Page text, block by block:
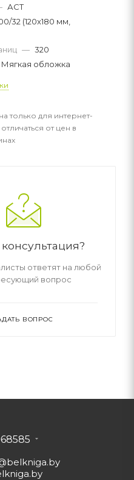
АСТ
32 (120x180 мм,
— 320
Мягкая обложка
только для интернет-
от цен в
ответят на любой
вопрос
ВОПРОС